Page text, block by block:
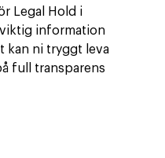
Legal Hold i
viktig information
kan ni tryggt leva
full transparens